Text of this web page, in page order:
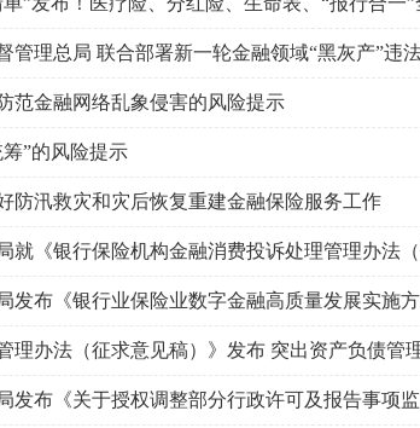
范金融网络乱象侵害的风险提示
”的风险提示
防汛救灾和灾后恢复重建金融保险服务工作
发布《银行业保险业数字金融高质量发展实施方
理办法（征求意见稿）》发布 突出资产负债管